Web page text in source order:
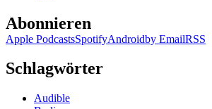
Abonnieren
Apple PodcastsSpotifyAndroidby EmailRSS
Schlagwörter
Audible